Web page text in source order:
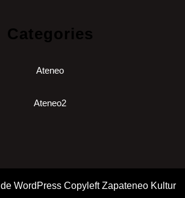
Categories
Ateneo
Ateneo2
WordPressCopyleft Zapateneo Kultur